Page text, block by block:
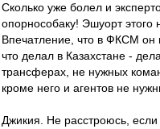
Сколько уже болел и
опорнособаку! Эшуорт этого
Впечатление, что в ФКСМ он
что делал в Казахстане -
трансферах, не нужных
кроме него и агентов не
Джикия. Не расстроюсь,